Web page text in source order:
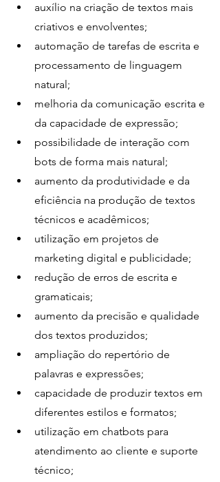
auxílio na criação de textos mais
criativos e envolventes;
automação de tarefas de escrita e
processamento de linguagem
natural;
melhoria da comunicação escrita e
da capacidade de expressão;
possibilidade de interação com
bots de forma mais natural;
aumento da produtividade e da
eficiência na produção de textos
técnicos e acadêmicos;
utilização em projetos de
marketing digital e publicidade;
redução de erros de escrita e
gramaticais;
aumento da precisão e qualidade
dos textos produzidos;
ampliação do repertório de
palavras e expressões;
capacidade de produzir textos em
diferentes estilos e formatos;
utilização em chatbots para
atendimento ao cliente e suporte
técnico;